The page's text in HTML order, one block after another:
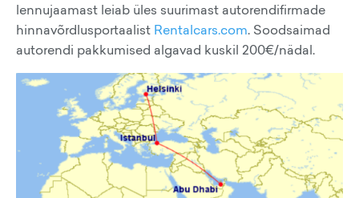
lennujaamast leiab üles suurimast autorendifirmade
hinnavõrdlusportaalist Rentalcars.com. Soodsaimad
autorendi pakkumised algavad kuskil 200€/nädal.